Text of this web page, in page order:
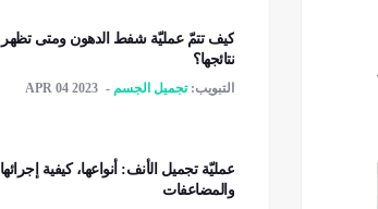
كيف تتمّ عمليّة شفط الدهون ومتى تظهر
نتائجها؟
التبويب: تجميل الجسم APR 04 2023
عمليّة تجميل الأنف: أنواعها، كيفية إجرائها
والمضاعفات